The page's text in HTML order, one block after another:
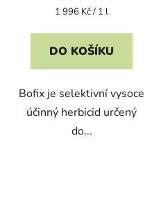
Měrná
1 996 Kč / 1 l
DO KOŠÍKU
Bofix je selektivní vysoce
účinný herbicid určený
do...